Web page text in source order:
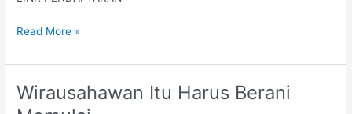
2023
Read More »
Wirausahawan Itu Harus Berani
Wirausahawan
Itu